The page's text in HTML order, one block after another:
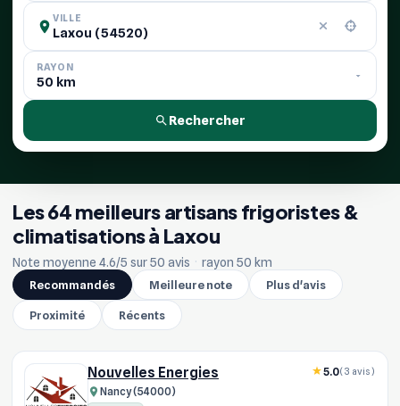
VILLE
RAYON
Rechercher
Les 64 meilleurs artisans frigoristes &
climatisations à Laxou
Note moyenne 4.6/5 sur 50 avis · rayon 50 km
Recommandés
Meilleure note Plus d'avis
Proximité Récents
Nouvelles Energies
Nancy (54000)
5.0(3 avis)